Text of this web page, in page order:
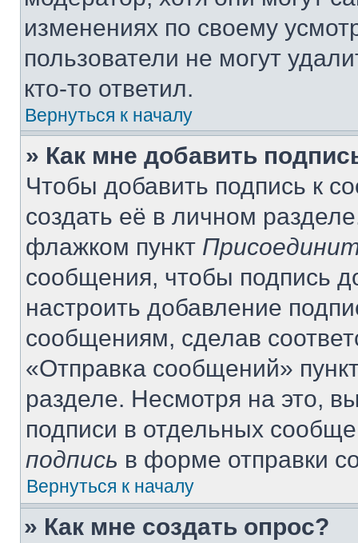
изменениях по своему
пользователи не могут
кто-то ответил.
Вернуться к началу
» Как мне добавить
Чтобы добавить подпись к
создать её в личном
флажком пункт
сообщения, чтобы подпись
настроить добавление
сообщениям, сделав
«Отправка сообщений»
разделе. Несмотря на это,
подписи в отдельных
подпись в форме отправки
Вернуться к началу
» Как мне создать опрос?